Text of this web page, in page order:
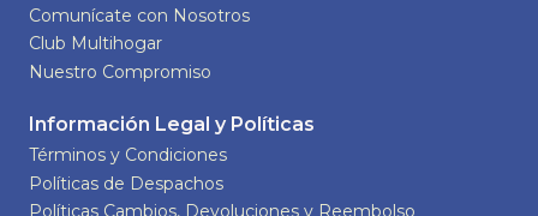
Comunícate con Nosotros
Club Multihogar
Nuestro Compromiso
Información Legal y Políticas
Términos y Condiciones
Políticas de Despachos
Políticas Cambios, Devoluciones y Reembolso